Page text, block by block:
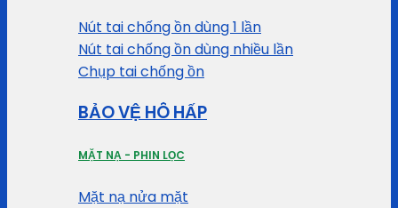
Nút tai chống ồn dùng 1 lần
Nút tai chống ồn dùng nhiều lần
Chụp tai chống ồn
BẢO VỆ HÔ HẤP
MẶT NẠ - PHIN LỌC
Mặt nạ nửa mặt